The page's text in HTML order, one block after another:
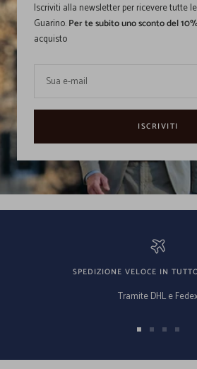
Iscriviti alla newsletter per ricevere tutte
Guarino.Per te subito uno sconto del
acquisto
Sua e-mail
ISCRIVITI
SPEDIZIONE VELOCE IN
Tramite DHL e
Vai Vai Vai Vai